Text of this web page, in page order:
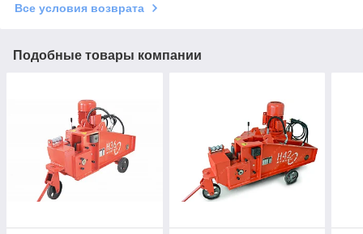
Все условия возврата
Подобные товары компании